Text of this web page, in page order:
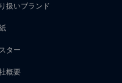
扱いブランド
ター
概要